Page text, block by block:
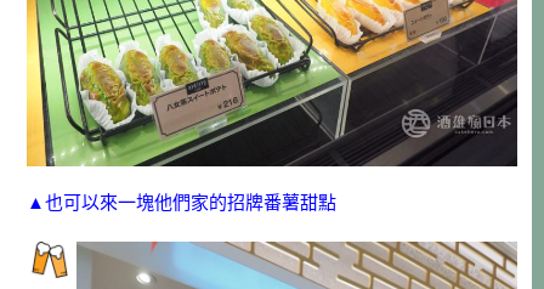
▲也可以來一塊他們家的招牌番薯甜點